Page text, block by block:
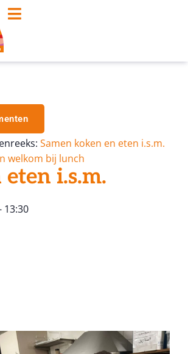
Samen koken en eten i.s.m.
welkom bij lunch
eten i.s.m.
13:30